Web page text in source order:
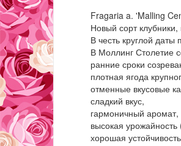
Fragaria a. 'Malling
Новый сорт
В честь круглой
В Моллинг Столетие
ранние сроки
плотная ягода
отменные вкусовые
сладкий вкус,
гармоничный аромат,
высокая
хорошая